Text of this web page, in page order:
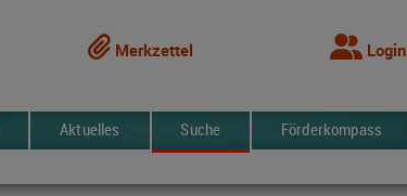
Merkzettel Login
Aktuelles Suche Förderkompass